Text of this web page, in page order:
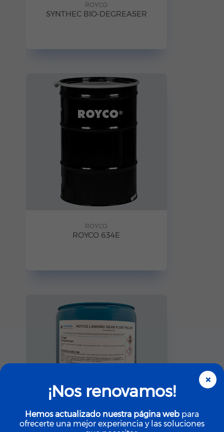
ROYCO
SYNTHEC BIO-DEGREASER
ROYCO
ROYCO 634E
×
¡Nos renovamos!
Hemos actualizado nuestra página web para
ofrecerte una mejor experiencia y las soluciones